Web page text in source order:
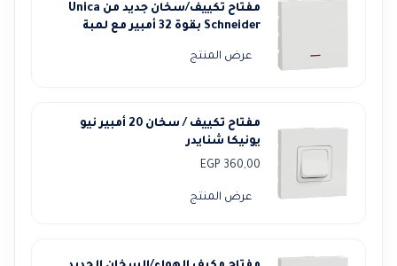
مفتاح تكييف/سخان جديد من Unica
Schneider بقوة 32 أمبير مع لمبة
عرض المنتج
مفتاح تكييف / سخان 20 أمبير نيو
يونيكا شنايدر
360,00
EGP
عرض المنتج